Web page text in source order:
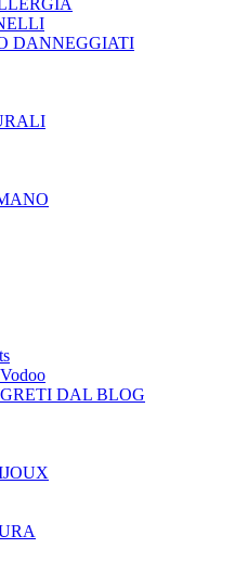
DANNEGGIATI
DAL BLOG